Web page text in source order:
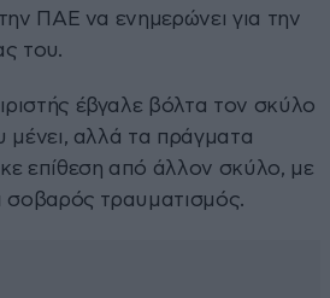
ΠΑΕ να ενημερώνει για την
του.
έβγαλε βόλτα τον σκύλο
αλλά τα πράγματα
επίθεση από άλλον σκύλο, με
σοβαρός τραυματισμός.